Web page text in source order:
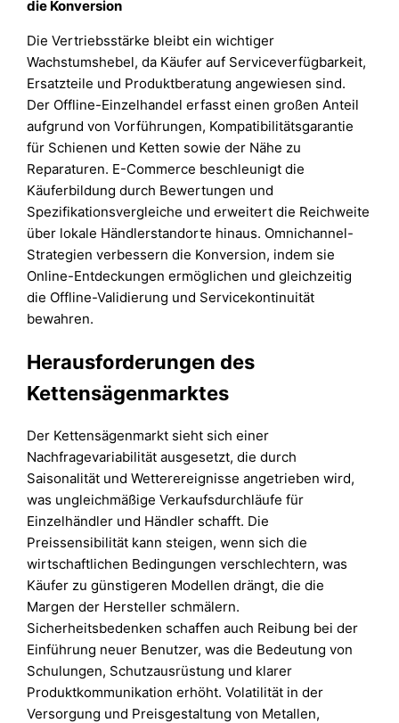
die Konversion
Die Vertriebsstärke bleibt ein wichtiger
Wachstumshebel, da Käufer auf Serviceverfügbarkeit,
Ersatzteile und Produktberatung angewiesen sind.
Der Offline-Einzelhandel erfasst einen großen Anteil
aufgrund von Vorführungen, Kompatibilitätsgarantie
für Schienen und Ketten sowie der Nähe zu
Reparaturen. E-Commerce beschleunigt die
Käuferbildung durch Bewertungen und
Spezifikationsvergleiche und erweitert die Reichweite
über lokale Händlerstandorte hinaus. Omnichannel-
Strategien verbessern die Konversion, indem sie
Online-Entdeckungen ermöglichen und gleichzeitig
die Offline-Validierung und Servicekontinuität
bewahren.
Herausforderungen des
Kettensägenmarktes
Der Kettensägenmarkt sieht sich einer
Nachfragevariabilität ausgesetzt, die durch
Saisonalität und Wetterereignisse angetrieben wird,
was ungleichmäßige Verkaufsdurchläufe für
Einzelhändler und Händler schafft. Die
Preissensibilität kann steigen, wenn sich die
wirtschaftlichen Bedingungen verschlechtern, was
Käufer zu günstigeren Modellen drängt, die die
Margen der Hersteller schmälern.
Sicherheitsbedenken schaffen auch Reibung bei der
Einführung neuer Benutzer, was die Bedeutung von
Schulungen, Schutzausrüstung und klarer
Produktkommunikation erhöht. Volatilität in der
Versorgung und Preisgestaltung von Metallen,